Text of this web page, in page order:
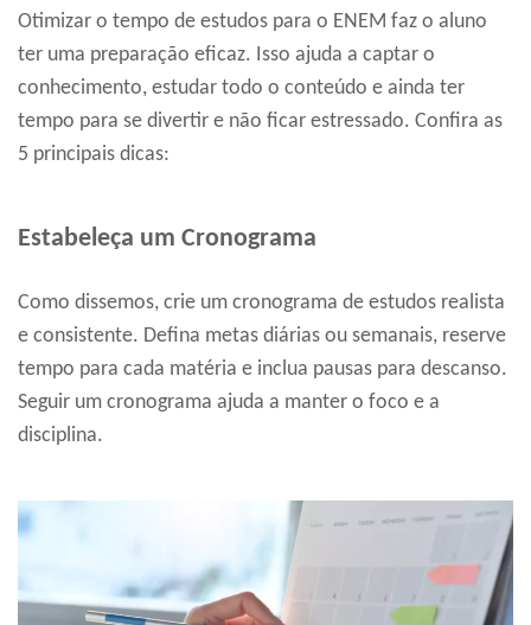
Otimizar o tempo de estudos para o ENEM faz o aluno
ter uma preparação eficaz. Isso ajuda a captar o
conhecimento, estudar todo o conteúdo e ainda ter
tempo para se divertir e não ficar estressado. Confira as
5 principais dicas:
Estabeleça um Cronograma
Como dissemos, crie um cronograma de estudos realista
e consistente. Defina metas diárias ou semanais, reserve
tempo para cada matéria e inclua pausas para descanso.
Seguir um cronograma ajuda a manter o foco e a
disciplina.